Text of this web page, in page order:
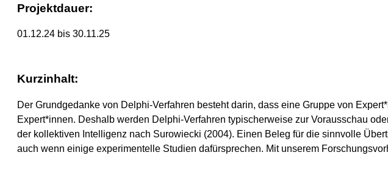
Projektdauer:
01.12.24 bis 30.11.25
Kurzinhalt:
Der Grundgedanke von Delphi-Verfahren besteht darin, dass eine Gruppe von
Expert*innen. Deshalb werden Delphi-Verfahren typischerweise zur Vorausschau
der kollektiven Intelligenz nach Surowiecki (2004). Einen Beleg für die sinnvolle
auch wenn einige experimentelle Studien dafürsprechen. Mit unserem